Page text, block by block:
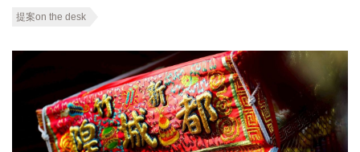
提案on the desk